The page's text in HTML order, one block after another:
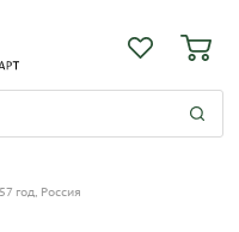
год, Россия